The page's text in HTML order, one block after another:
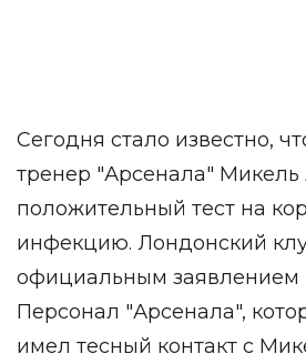
Сегодня стало известно,
тренер "Арсенала" Микель
положительный тест на
инфекцию. Лондонский
официальным заявлением
Персонал "Арсенала",
имел тесный контакт с